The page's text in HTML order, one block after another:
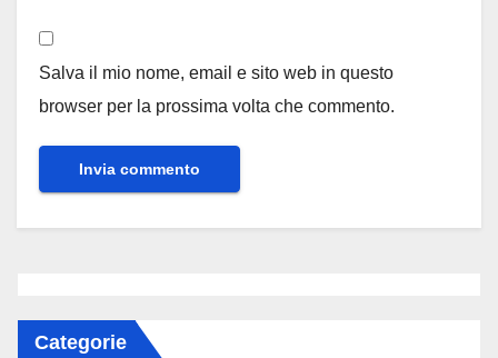
Salva il mio nome, email e sito web in questo
browser per la prossima volta che commento.
Categorie